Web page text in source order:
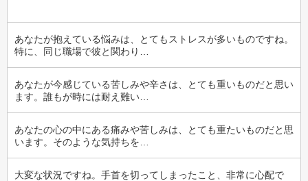
あなたが抱えている悩みは、とてもストレスが多いものですね。
特に、同じ職場で彼と関わり…
あなたが今感じている苦しみや辛さは、とても重いものだと思い
ます。誰もが時には耐え難い…
あなたの心の中にある痛みや苦しみは、とても重たいものだと思
います。そのような気持ちを…
大変な状況ですね。手首を切ってしまったこと、非常に心配で